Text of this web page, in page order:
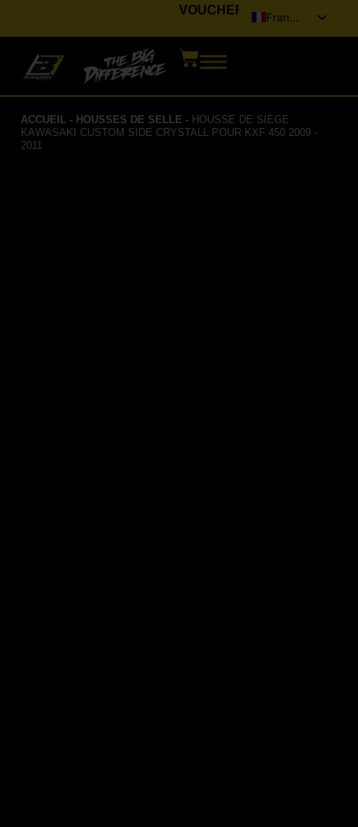
VOUCHER
Français
Deutsch
Español
ACCUEIL - HOUSSES DE SELLE - HOUSSE DE SIÈGE
KAWASAKI CUSTOM SIDE CRYSTALL POUR KXF 450 2009 -
2011